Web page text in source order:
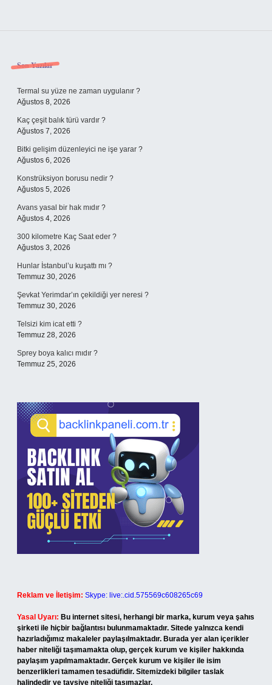
Sidebar
Son Yazılar
Termal su yüze ne zaman uygulanır ?
Ağustos 8, 2026
Kaç çeşit balık türü vardır ?
Ağustos 7, 2026
Bitki gelişim düzenleyici ne işe yarar ?
Ağustos 6, 2026
Konstrüksiyon borusu nedir ?
Ağustos 5, 2026
Avans yasal bir hak mıdır ?
Ağustos 4, 2026
300 kilometre Kaç Saat eder ?
Ağustos 3, 2026
Hunlar İstanbul’u kuşattı mı ?
Temmuz 30, 2026
Şevkat Yerimdar’ın çekildiği yer neresi ?
Temmuz 30, 2026
Telsizi kim icat etti ?
Temmuz 28, 2026
Sprey boya kalıcı mıdır ?
Temmuz 25, 2026
Reklam ve İletişim: Skype: live:.cid.575569c608265c69
Yasal Uyarı: Bu internet sitesi, herhangi bir marka, kurum veya şahıs
şirketi ile hiçbir bağlantısı bulunmamaktadır. Sitede yalnızca kendi
hazırladığımız makaleler paylaşılmaktadır. Burada yer alan içerikler
haber niteliği taşımamakta olup, gerçek kurum ve kişiler hakkında
paylaşım yapılmamaktadır. Gerçek kurum ve kişiler ile isim
benzerlikleri tamamen tesadüfidir. Sitemizdeki bilgiler taslak
halindedir ve tavsiye niteliği taşımazlar.